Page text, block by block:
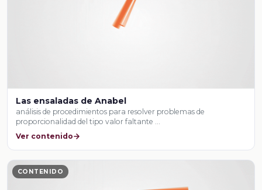
Las ensaladas de Anabel
análisis de procedimientos para resolver problemas de
proporcionalidad del tipo valor faltante …
Ver contenido
CONTENIDO